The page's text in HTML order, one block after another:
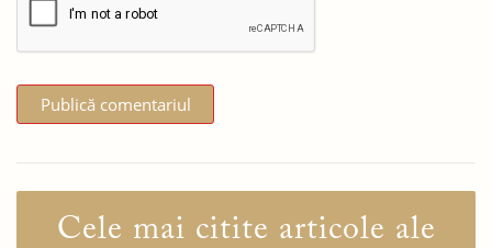
Cele mai citite articole ale